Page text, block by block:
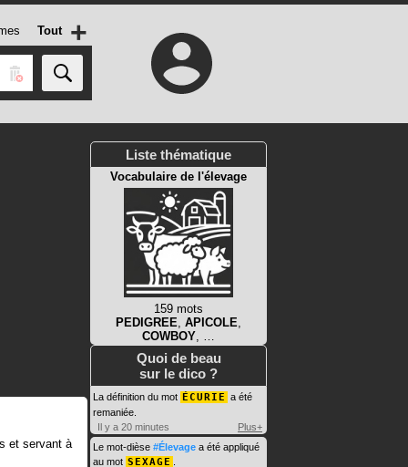
Tout +
et servant à
Liste thématique
Vocabulaire de l'élevage
159 mots
PEDIGREE, APICOLE,
COWBOY, …
Quoi de beau
sur le dico ?
La définition du mot ÉCURIE a été
remaniée.
Il y a 20 minutes
Plus+
Le mot-dièse #Élevage a été appliqué
au mot SEXAGE